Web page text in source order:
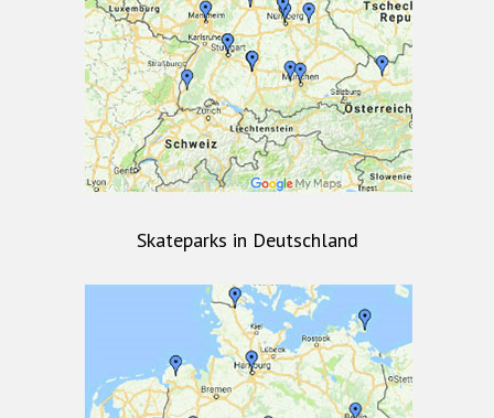
Skateparks in Deutschland